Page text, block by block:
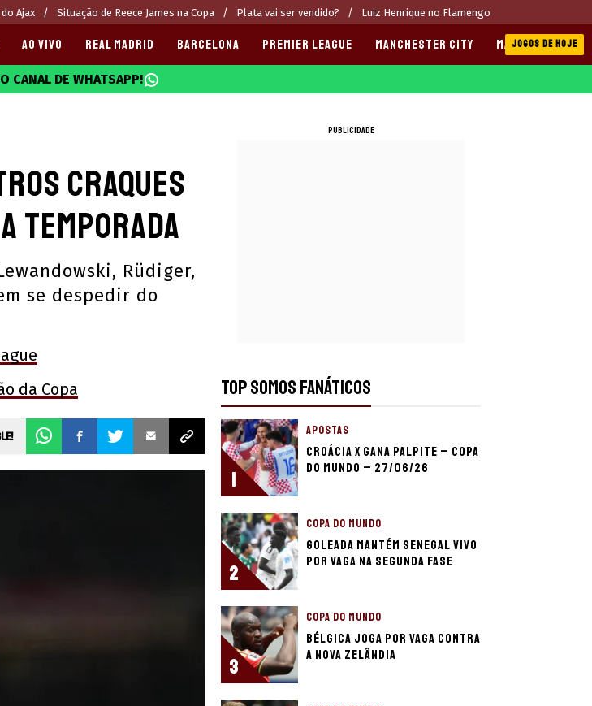
Ajax Situação de Reece James na Copa Plata vai ser vendido? Luiz Henrique no Flamengo
AO VIVO REAL MADRID BARCELONA PREMIER LEAGUE MANCHESTER CITY MANCHESTER
JOGOS DE HOJE
CANAL DE WHATSAPP!
craques
temporada
Rüdiger,
se despedir do
da Copa
PUBLICIDADE
TOP SOMOS FANÁTICOS
1
APOSTAS
Croácia x Gana palpite – Copa
do Mundo – 27/06/26
2
COPA DO MUNDO
Goleada mantém Senegal vivo
por vaga na segunda fase
3
COPA DO MUNDO
Bélgica joga por vaga contra
a Nova Zelândia